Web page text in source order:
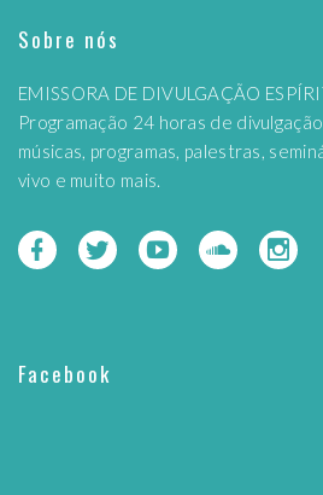
Sobre nós
EMISSORA DE DIVULGAÇÃO
Programação 24 horas de
músicas, programas, palestras,
vivo e muito mais.
Facebook